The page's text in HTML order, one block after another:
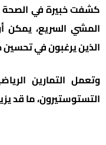
كشفت خبيرة في الصحة
المشي السريع، يمكن
الذين يرغبون في تحسين
وتعمل التمارين
التستوستيرون، ما قد